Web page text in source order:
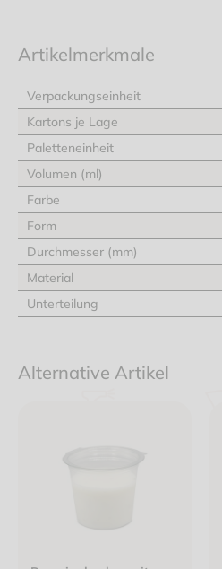
Artikelmerkmale
Verpackungseinheit
Kartons je Lage
Paletteneinheit
Volumen (ml)
Farbe
Form
Durchmesser (mm)
Material
Unterteilung
Alternative Artikel